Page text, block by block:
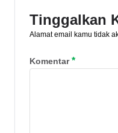
Tinggalkan
Alamat email kamu tidak
Komentar*